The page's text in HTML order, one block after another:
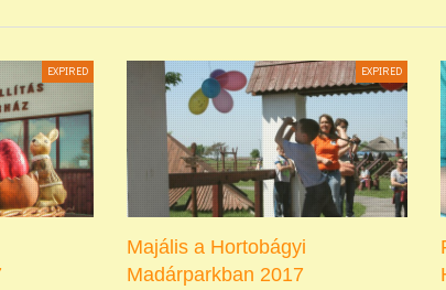
EXPIRED EXPIRED
Majális a Hortobágyi
Madárparkban 2017